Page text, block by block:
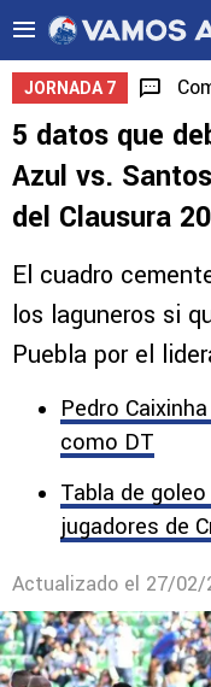
JORNADA 7
5 datos que
Azul vs.
del Clausura
El cuadro
los laguneros si
Puebla por el
Pedro
como DT
Tabla de
jugadores de
Actualizado el 27/02/